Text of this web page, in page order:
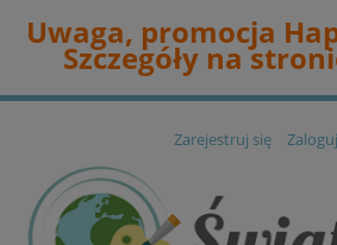
Uwaga, promocja
Szczegóły na
Zarejestruj się